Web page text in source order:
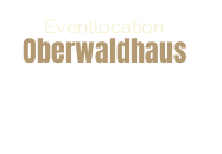
Eventlocation
Oberwaldhaus